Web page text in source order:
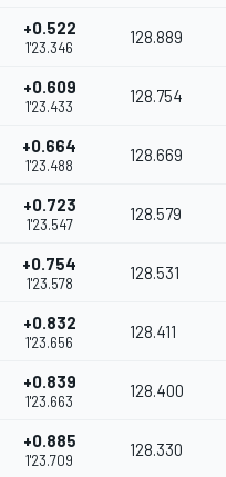
+0.522
1'23.346
128.889
+0.609
1'23.433
128.754
+0.664
1'23.488
128.669
+0.723
1'23.547
128.579
+0.754
1'23.578
128.531
+0.832
1'23.656
128.411
+0.839
1'23.663
128.400
+0.885
1'23.709
128.330